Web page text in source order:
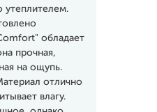
утеплителем.
обладает
прочная,
на ощупь.
отлично
влагу.